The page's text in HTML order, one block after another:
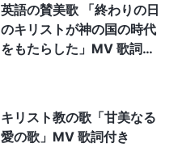
英語の賛美歌 「終わりの日
のキリストが神の国の時代
をもたらした」MV 歌詞付
キリスト教の歌「甘美なる
愛の歌」MV 歌詞付き